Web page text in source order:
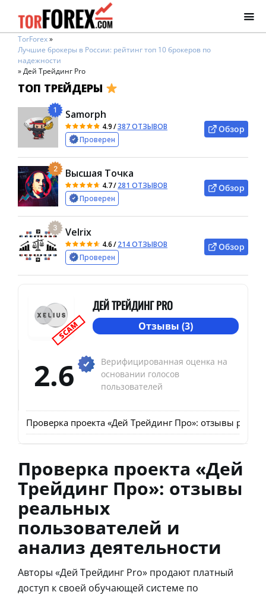
TorForex»
Лучшие брокеры в России: рейтинг топ 10 брокеров по
надежности
»Дей Трейдинг Pro
ТОП ТРЕЙДЕРЫ
1 Samorph
4.9/387 ОТЗЫВОВ
Проверен
Обзор
2 Высшая Точка
4.7/281 ОТЗЫВОВ
Проверен
Обзор
3 Velrix
4.6/214 ОТЗЫВОВ
Проверен
Обзор
SCAM
ДЕЙ ТРЕЙДИНГ PRO
Отзывы (3)
2.6
Верифицированная оценка на
основании голосов
пользователей
Проверка проекта «Дей Трейдинг Про»: отзывы
Проверка проекта «Дей
Трейдинг Про»: отзывы
реальных
пользователей и
анализ деятельности
Авторы «Дей Трейдинг Pro» продают платный
доступ к своей обучающей системе по